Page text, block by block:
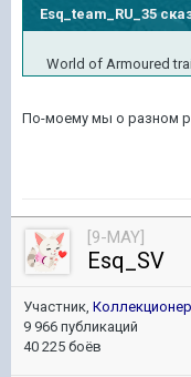
Esq_team_RU_35
World of Armoured
По-моему мы о разном
[9-MAY]
Esq_SV
Участник, Коллекционер
9 966 публикаций
40 225 боёв